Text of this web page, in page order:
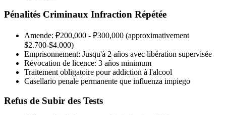
Pénalités Criminaux Infraction Répétée
Amende: ₽200,000 - ₽300,000 (approximativement
$2.700-$4.000)
Emprisonnement: Jusqu'à 2 años avec libération supervisée
Révocation de licence: 3 años minimum
Traitement obligatoire pour addiction à l'alcool
Casellario penale permanente que influenza impiego
Refus de Subir des Tests